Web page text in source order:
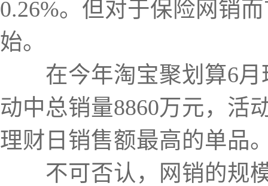
0.26%。但对于保险网销
始。
在今年淘宝聚划算6月
动中总销量8860万元，活
理财日销售额最高的单品
不可否认，网销的规模